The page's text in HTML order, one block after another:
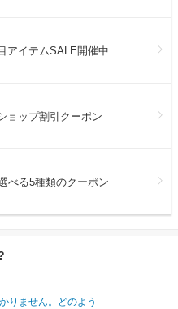
アイテムSALE開催中
ョップ割引クーポン
べる5種類のクーポン
りません。どのよう